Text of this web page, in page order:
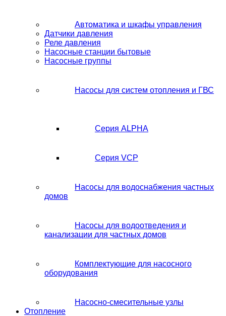
Автоматика и шкафы управления
Датчики давления
Реле давления
Насосные станции бытовые
Насосные группы
Насосы для систем отопления и ГВС
Серия ALPHA
Серия VCP
Насосы для водоснабжения частных
домов
Насосы для водоотведения и
канализации для частных домов
Комплектующие для насосного
оборудования
Насосно-смесительные узлы
Отопление